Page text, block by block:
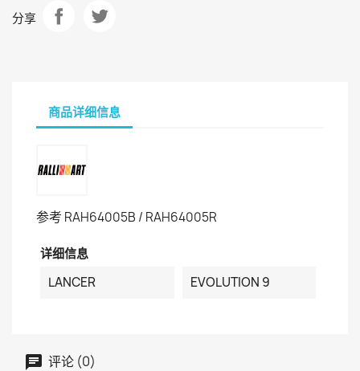
分享
商品详细信息
参考 RAH64005B / RAH64005R
详细信息
LANCER
EVOLUTION 9
评论 (0)